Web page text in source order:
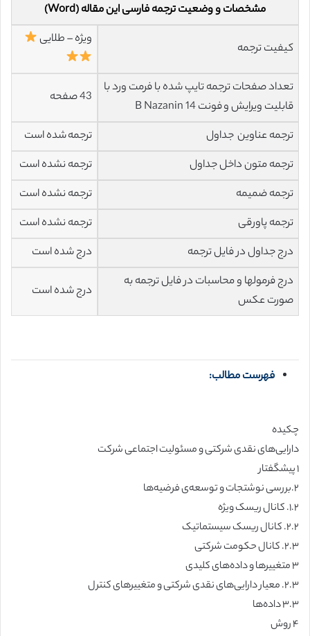
مشخصات و وضعیت ترجمه فارسی این مقاله (Word)
کیفیت ترجمه
ویژه – طلایی
تعداد صفحات ترجمه تایپ شده با فرمت ورد با
قابلیت ویرایش و فونت 14 B Nazanin
43 صفحه
ترجمه عناوین جداول
ترجمه شده است
ترجمه متون داخل جداول
ترجمه نشده است
ترجمه ضمیمه
ترجمه نشده است
ترجمه پاورقی
ترجمه نشده است
درج جداول در فایل ترجمه
درج شده است
درج فرمولها و محاسبات در فایل ترجمه به
صورت عکس
درج شده است
فهرست مطالب:
چکیده
دارایی‌های نقدی شرکتی و مسئولیت اجتماعی شرکت
۱ پیشگفتار
۲.بررسی نوشتجات و توسعه‌ی فرضیه‌ها
۱.۲. کانال ریسک ویژه
۲.۲. کانال ریسک سیستماتیک
۲.۳. کانال حکومت شرکتی
۳ متغییرها و داده‌های کلیدی
۲.۳. معیار دارایی‌های نقدی شرکتی و متغییرهای کنترل
۳.۳ داده‌ها
۴ روش